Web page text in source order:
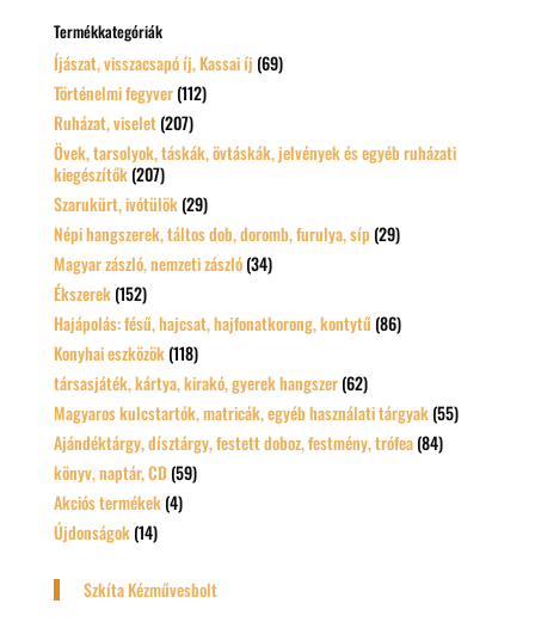
Termékkategóriák
Íjászat, visszacsapó íj, Kassai íj (69)
Történelmi fegyver (112)
Ruházat, viselet (207)
Övek, tarsolyok, táskák, övtáskák, jelvények és egyéb ruházati
kiegészítők (207)
Szarukürt, ivótülök (29)
Népi hangszerek, táltos dob, doromb, furulya, síp (29)
Magyar zászló, nemzeti zászló (34)
Ékszerek (152)
Hajápolás: fésű, hajcsat, hajfonatkorong, kontytű (86)
Konyhai eszközök (118)
társasjáték, kártya, kirakó, gyerek hangszer (62)
Magyaros kulcstartók, matricák, egyéb használati tárgyak (55)
Ajándéktárgy, dísztárgy, festett doboz, festmény, trófea (84)
könyv, naptár, CD (59)
Akciós termékek (4)
Újdonságok (14)
Szkíta Kézművesbolt